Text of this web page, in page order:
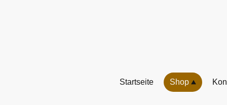
Startseite Shop